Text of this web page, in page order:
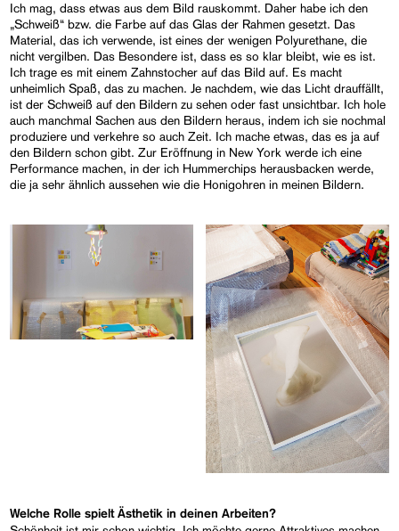
Ich mag, dass etwas aus dem Bild rauskommt. Daher habe ich den
„Schweiß“ bzw. die Farbe auf das Glas der Rahmen gesetzt. Das
Material, das ich verwende, ist eines der wenigen Polyurethane, die
nicht vergilben. Das Besondere ist, dass es so klar bleibt, wie es ist.
Ich trage es mit einem Zahnstocher auf das Bild auf. Es macht
unheimlich Spaß, das zu machen. Je nachdem, wie das Licht drauffällt,
ist der Schweiß auf den Bildern zu sehen oder fast unsichtbar. Ich hole
auch manchmal Sachen aus den Bildern heraus, indem ich sie nochmal
produziere und verkehre so auch Zeit. Ich mache etwas, das es ja auf
den Bildern schon gibt. Zur Eröffnung in New York werde ich eine
Performance machen, in der ich Hummerchips herausbacken werde,
die ja sehr ähnlich aussehen wie die Honigohren in meinen Bildern.
Welche Rolle spielt Ästhetik in deinen Arbeiten?